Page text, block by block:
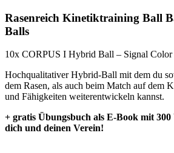
Rasenreich Kinetiktraining Ball
Balls
10x CORPUS I Hybrid Ball – Signal Color
Hochqualitativer Hybrid-Ball mit dem du
dem Rasen, als auch beim Match auf dem
und Fähigkeiten weiterentwickeln kannst.
+ gratis Übungsbuch als E-Book mit
dich und deinen Verein!